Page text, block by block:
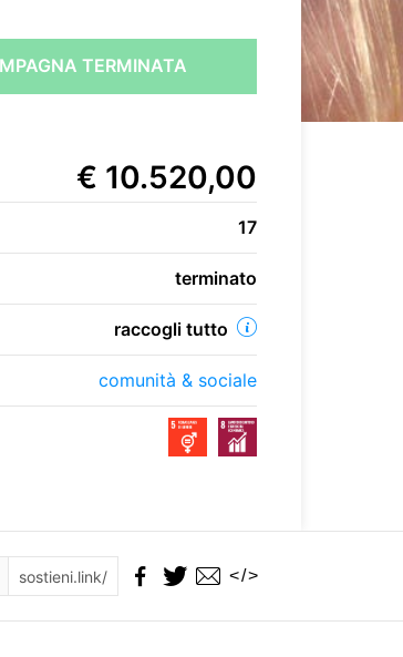
TERMINATA
€ 10.520,00
17
terminato
raccogli tutto
comunità & sociale
</>